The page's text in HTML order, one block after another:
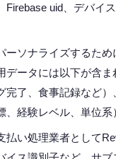
Firebase uid、デバイ
ーソナライズするた
データには以下が含
完了、食事記録など
経験レベル、単位系
払い処理業者として